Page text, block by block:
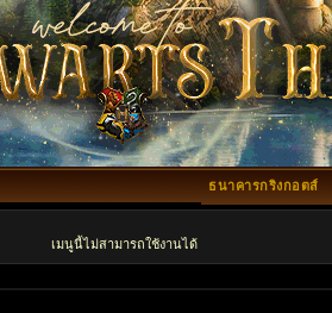
ธนาคารกริงกอตส์
เมนูนี้ไม่สามารถใช้งานได้